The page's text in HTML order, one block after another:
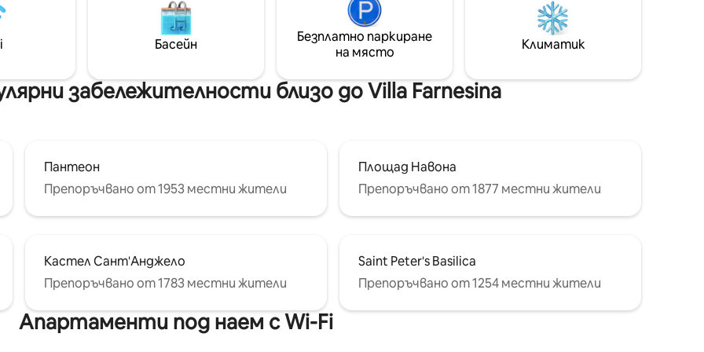
климатична система
стаи, многостайна
озвучителна система,
и вана . Излезте
монетата си и да се
в оживената атмосфера
заявка на разтегателния диван във
всекидневната могат да се
настанят допълнителни гости.
Изключителното му
атмосфера правят това място за
настаняване идеално за незабравим
“, площад „Фарнезе “, Трастевере,
фонтан„ Треви “, испански стъпала и
улиците за пазаруване, Колизеумът
и най - важните археологически
основни паметници.
Басейн
Безплатно паркиране
на място
Климатик
забележителности близо до Villa Farnesina
Пантеон
Препоръчвано от 1953 местни жители
Площад Навона
Препоръчвано от 1877 местни жители
Кастел Сант'Анджело
Препоръчвано от 1783 местни жители
Saint Peter's Basilica
Препоръчвано от 1254 местни жители
Апартаменти под наем с Wi-Fi